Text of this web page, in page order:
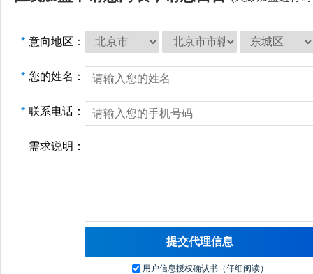
* 意向地区：
* 您的姓名：
* 联系电话：
需求说明：
用户信息授权确认书（仔细阅读）